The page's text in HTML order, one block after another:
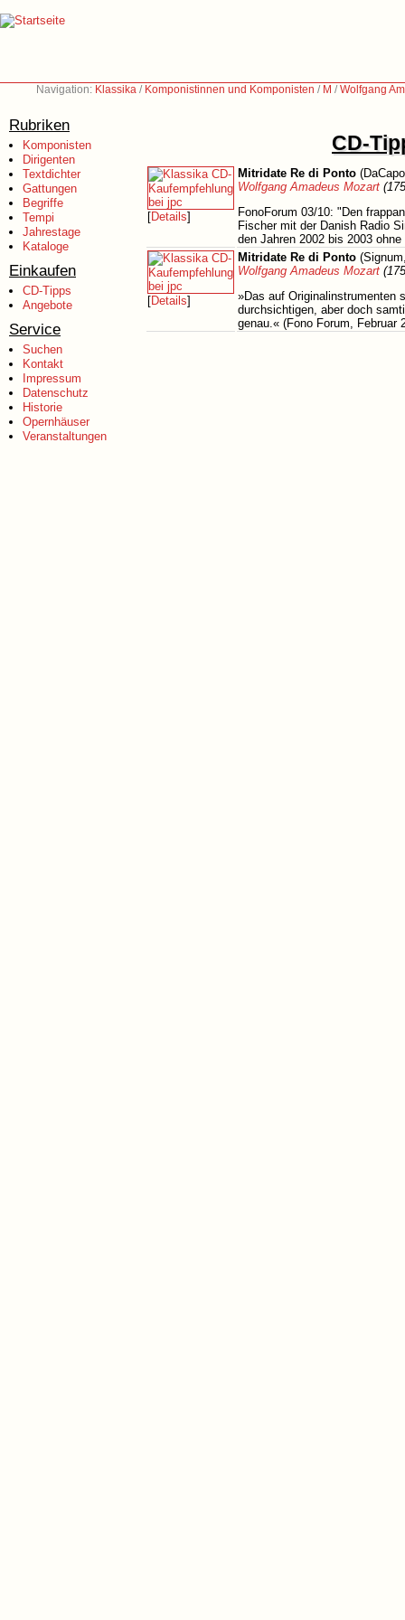
Navigation: Klassika / Komponistinnen und Komponisten / M /Wolfgang
Rubriken
Komponisten
Dirigenten
Textdichter
Gattungen
Begriffe
Tempi
Jahrestage
Kataloge
Einkaufen
CD-Tipps
Angebote
Service
Suchen
Kontakt
Impressum
Datenschutz
Historie
Opernhäuser
Veranstaltungen
CD-
[Details]
Mitridate Re di Ponto
Wolfgang Amadeus Mozart
FonoForum 03/10: "Den
Fischer mit der Danish Radio
den Jahren 2002 bis 2003
[Details]
Mitridate Re di Ponto
Wolfgang Amadeus Mozart
»Das auf Originalinstrumenten
durchsichtigen, aber doch
genau.« (Fono Forum, Februar